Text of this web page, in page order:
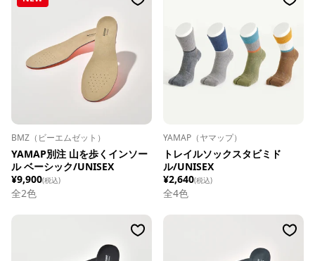
BMZ（ビーエムゼット）
YAMAP別注 山を歩くインソー
ル ベーシック/UNISEX
¥9,900(税込)
全2色
YAMAP（ヤマップ）
トレイルソックスタビミド
ル/UNISEX
¥2,640(税込)
全4色